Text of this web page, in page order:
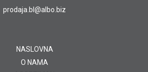
prodaja.bl@albo.biz
NASLOVNA
O NAMA